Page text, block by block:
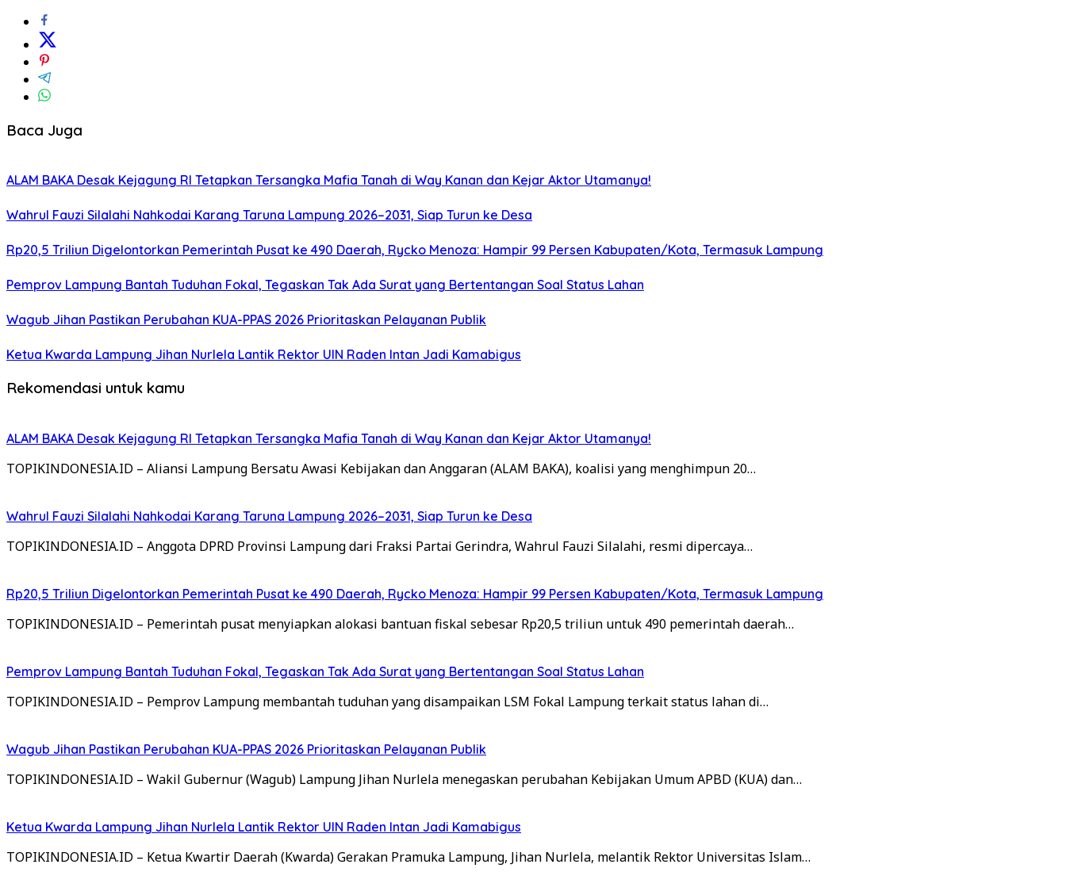
Baca Juga
ALAM BAKA Desak Kejagung RI Tetapkan Tersangka Mafia Tanah di Way Kanan dan Kejar Aktor Utamanya!
Wahrul Fauzi Silalahi Nahkodai Karang Taruna Lampung 2026–2031, Siap Turun ke Desa
Rp20,5 Triliun Digelontorkan Pemerintah Pusat ke 490 Daerah, Rycko Menoza: Hampir 99 Persen Kabupaten/Kota, Termasuk Lampung
Pemprov Lampung Bantah Tuduhan Fokal, Tegaskan Tak Ada Surat yang Bertentangan Soal Status Lahan
Wagub Jihan Pastikan Perubahan KUA-PPAS 2026 Prioritaskan Pelayanan Publik
Ketua Kwarda Lampung Jihan Nurlela Lantik Rektor UIN Raden Intan Jadi Kamabigus
Rekomendasi untuk kamu
ALAM BAKA Desak Kejagung RI Tetapkan Tersangka Mafia Tanah di Way Kanan dan Kejar Aktor Utamanya!
TOPIKINDONESIA.ID – Aliansi Lampung Bersatu Awasi Kebijakan dan Anggaran (ALAM BAKA), koalisi yang menghimpun 20…
Wahrul Fauzi Silalahi Nahkodai Karang Taruna Lampung 2026–2031, Siap Turun ke Desa
TOPIKINDONESIA.ID – Anggota DPRD Provinsi Lampung dari Fraksi Partai Gerindra, Wahrul Fauzi Silalahi, resmi dipercaya…
Rp20,5 Triliun Digelontorkan Pemerintah Pusat ke 490 Daerah, Rycko Menoza: Hampir 99 Persen Kabupaten/Kota, Termasuk Lampung
TOPIKINDONESIA.ID – Pemerintah pusat menyiapkan alokasi bantuan fiskal sebesar Rp20,5 triliun untuk 490 pemerintah daerah…
Pemprov Lampung Bantah Tuduhan Fokal, Tegaskan Tak Ada Surat yang Bertentangan Soal Status Lahan
TOPIKINDONESIA.ID – Pemprov Lampung membantah tuduhan yang disampaikan LSM Fokal Lampung terkait status lahan di…
Wagub Jihan Pastikan Perubahan KUA-PPAS 2026 Prioritaskan Pelayanan Publik
TOPIKINDONESIA.ID – Wakil Gubernur (Wagub) Lampung Jihan Nurlela menegaskan perubahan Kebijakan Umum APBD (KUA) dan…
Ketua Kwarda Lampung Jihan Nurlela Lantik Rektor UIN Raden Intan Jadi Kamabigus
TOPIKINDONESIA.ID – Ketua Kwartir Daerah (Kwarda) Gerakan Pramuka Lampung, Jihan Nurlela, melantik Rektor Universitas Islam…